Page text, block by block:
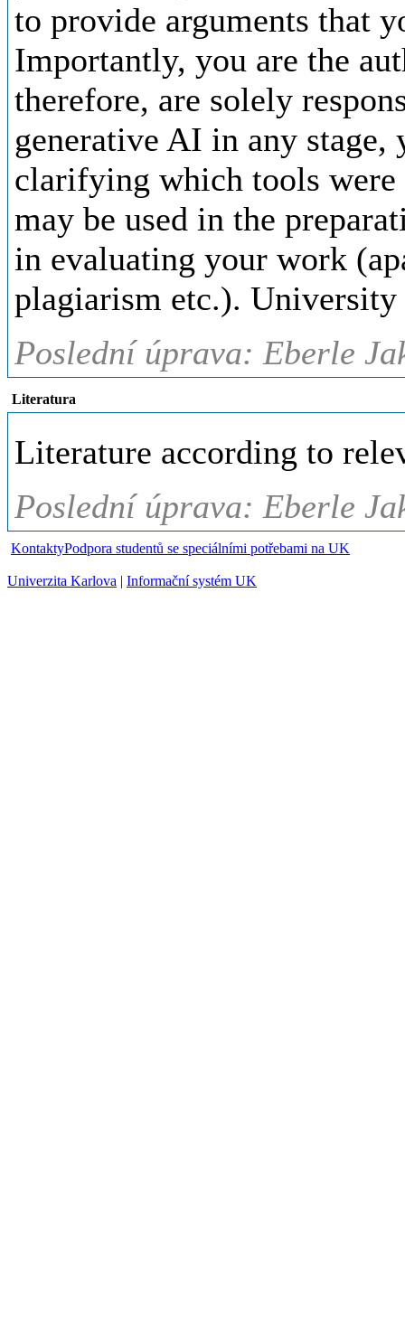
to provide arguments that
Importantly, you are the
therefore, are solely
generative AI in any
clarifying which tools were
may be used in the
in evaluating your work
plagiarism etc.).
Poslední úprava: Eberle
Literatura
Literature according to
Poslední úprava: Eberle
KontaktyPodpora studentů se speciálními potřebami na UK
Univerzita Karlova | Informační systém UK